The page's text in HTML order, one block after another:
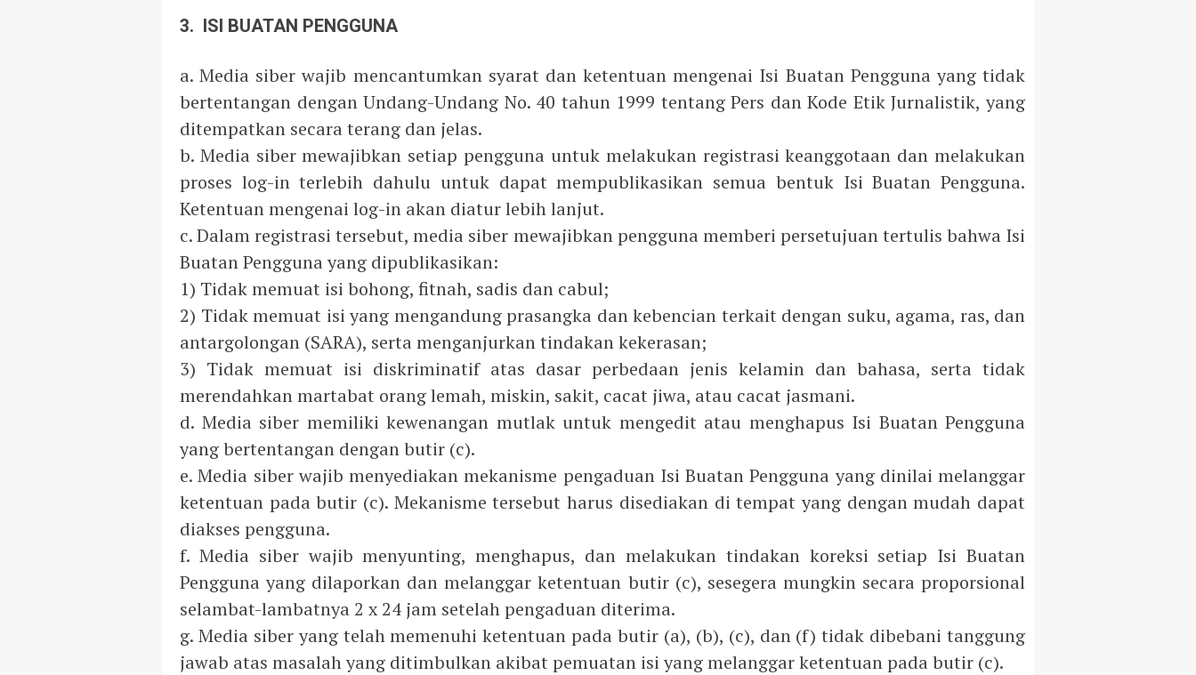
3. ISI BUATAN PENGGUNA
a. Media siber wajib mencantumkan syarat dan ketentuan mengenai Isi Buatan Pengguna yang tidak
bertentangan dengan Undang-Undang No. 40 tahun 1999 tentang Pers dan Kode Etik Jurnalistik, yang
ditempatkan secara terang dan jelas.
b. Media siber mewajibkan setiap pengguna untuk melakukan registrasi keanggotaan dan melakukan
proses log-in terlebih dahulu untuk dapat mempublikasikan semua bentuk Isi Buatan Pengguna.
Ketentuan mengenai log-in akan diatur lebih lanjut.
c. Dalam registrasi tersebut, media siber mewajibkan pengguna memberi persetujuan tertulis bahwa Isi
Buatan Pengguna yang dipublikasikan:
1) Tidak memuat isi bohong, fitnah, sadis dan cabul;
2) Tidak memuat isi yang mengandung prasangka dan kebencian terkait dengan suku, agama, ras, dan
antargolongan (SARA), serta menganjurkan tindakan kekerasan;
3) Tidak memuat isi diskriminatif atas dasar perbedaan jenis kelamin dan bahasa, serta tidak
merendahkan martabat orang lemah, miskin, sakit, cacat jiwa, atau cacat jasmani.
d. Media siber memiliki kewenangan mutlak untuk mengedit atau menghapus Isi Buatan Pengguna
yang bertentangan dengan butir (c).
e. Media siber wajib menyediakan mekanisme pengaduan Isi Buatan Pengguna yang dinilai melanggar
ketentuan pada butir (c). Mekanisme tersebut harus disediakan di tempat yang dengan mudah dapat
diakses pengguna.
f. Media siber wajib menyunting, menghapus, dan melakukan tindakan koreksi setiap Isi Buatan
Pengguna yang dilaporkan dan melanggar ketentuan butir (c), sesegera mungkin secara proporsional
selambat-lambatnya 2 x 24 jam setelah pengaduan diterima.
g. Media siber yang telah memenuhi ketentuan pada butir (a), (b), (c), dan (f) tidak dibebani tanggung
jawab atas masalah yang ditimbulkan akibat pemuatan isi yang melanggar ketentuan pada butir (c).